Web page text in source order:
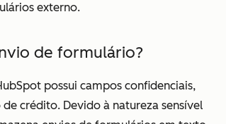
externo.
de formulário?
possui campos confidenciais,
crédito. Devido à natureza sensível